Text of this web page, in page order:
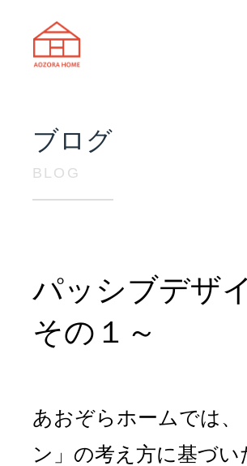
ブログ
BLOG
パッシブデザ
その１～
あおぞらホームでは
ン」の考え方に基づ